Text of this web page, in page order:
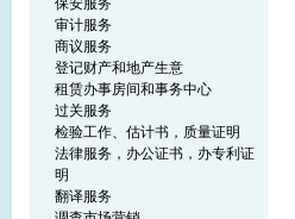
保安服务
审计服务
商议服务
登记财产和地产生意
租赁办事房间和事务中心
过关服务
检验工作、估计书，质量证明
法律服务，办公证书，办专利证
明
翻译服务